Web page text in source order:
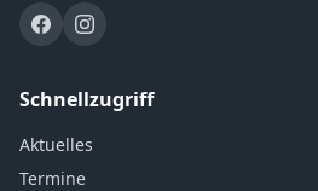
Schnellzugriff
Aktuelles
Termine